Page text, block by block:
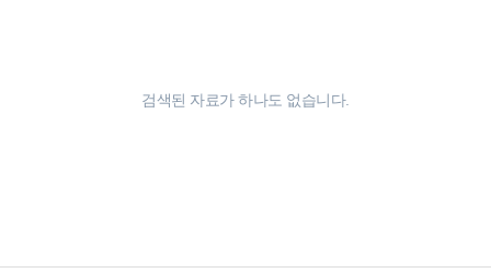
검색된 자료가 하나도 없습니다.